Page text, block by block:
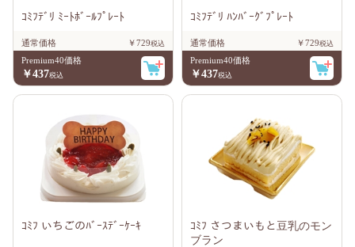
ｺﾐﾌﾃﾞﾘ ﾐｰﾄﾎﾞｰﾙﾌﾟﾚｰﾄ
通常価格
￥729
Premium40価格
￥437
ｺﾐﾌﾃﾞﾘ ﾊﾝﾊﾞｰｸﾞﾌﾟﾚｰﾄ
通常価格
￥729
Premium40価格
￥437
ｺﾐﾌ いちごのﾊﾞｰｽﾃﾞｰｹｰｷ
ｺﾐﾌ さつまいもと豆乳のモン
ブラン